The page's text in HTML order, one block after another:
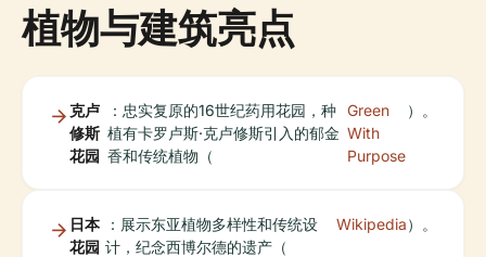
植物与建筑亮点
克卢
修斯
花园
：忠实复原的16世纪药用花园，种
植有卡罗卢斯·克卢修斯引入的郁金
香和传统植物（
Green
With
Purpose
）。
日本
花园
：展示东亚植物多样性和传统设
计，纪念西博尔德的遗产（
Wikipedia）。